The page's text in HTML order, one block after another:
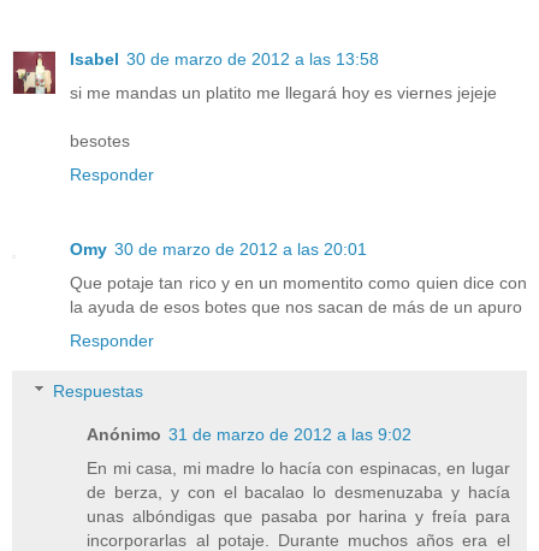
Isabel 30 de marzo de 2012 a las 13:58
si me mandas un platito me llegará hoy es viernes jejeje
besotes
Responder
Omy 30 de marzo de 2012 a las 20:01
Que potaje tan rico y en un momentito como quien dice con
la ayuda de esos botes que nos sacan de más de un apuro
Responder
Respuestas
Anónimo 31 de marzo de 2012 a las 9:02
En mi casa, mi madre lo hacía con espinacas, en lugar
de berza, y con el bacalao lo desmenuzaba y hacía
unas albóndigas que pasaba por harina y freía para
incorporarlas al potaje. Durante muchos años era el